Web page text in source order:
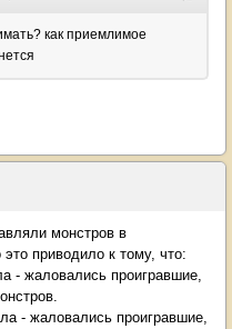
как приемлимое
монстров в
приводило к тому, что:
- жаловались проигравшие,
- жаловались проигравшие,